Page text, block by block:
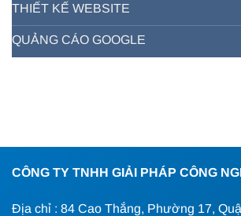
THIẾT KẾ WEBSITE
QUẢNG CÁO GOOGLE
CÔNG TY TNHH GIẢI PHÁP CÔNG
Địa chỉ : 84 Cao Thắng, Phường 17,